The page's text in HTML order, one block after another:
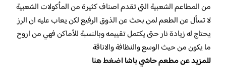
من المطاعم الشعبية التي تقدم اصناف كثيرة من المأكولات الشعبية
لا تسأل عن الطعم لمن بحث عن الذوق الرفيع لكن يعاب عليه ان الرز
يحتاج له زيادة نار حتى يكتمل تقييمه وبالنسبة للأماكن فهي من اروح
ما يكون من حيث الوسع والنظافة والاناقة
للمزيد عن مطعم حاشي باشااضغط هنا